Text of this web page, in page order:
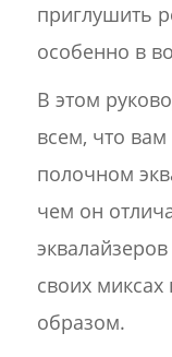
приглушить
особенно в
В этом
всем, что
полочном
чем он
своих
образом.